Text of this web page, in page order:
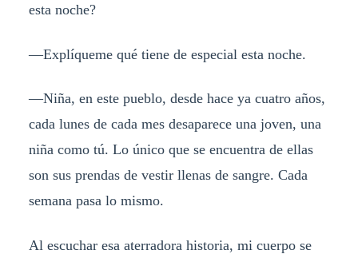
esta noche?
—Explíqueme qué tiene de especial esta noche.
—Niña, en este pueblo, desde hace ya cuatro años,
cada lunes de cada mes desaparece una joven, una
niña como tú. Lo único que se encuentra de ellas
son sus prendas de vestir llenas de sangre. Cada
semana pasa lo mismo.
Al escuchar esa aterradora historia, mi cuerpo se